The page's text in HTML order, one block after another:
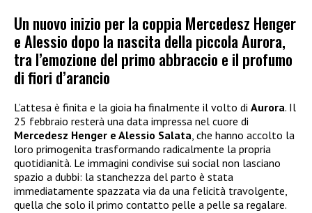
Un nuovo inizio per la coppia Mercedesz Henger
e Alessio dopo la nascita della piccola Aurora,
tra l’emozione del primo abbraccio e il profumo
di fiori d’arancio
L’attesa è finita e la gioia ha finalmente il volto di Aurora. Il
25 febbraio resterà una data impressa nel cuore di
Mercedesz Henger e Alessio Salata, che hanno accolto la
loro primogenita trasformando radicalmente la propria
quotidianità. Le immagini condivise sui social non lasciano
spazio a dubbi: la stanchezza del parto è stata
immediatamente spazzata via da una felicità travolgente,
quella che solo il primo contatto pelle a pelle sa regalare.